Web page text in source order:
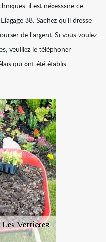
il est nécessaire de
88. Sachez qu'il dresse
de l'argent. Si vous voulez
veuillez le téléphoner
qui ont été établis.